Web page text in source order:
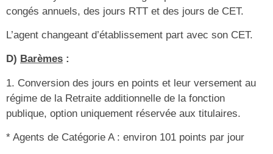
congés annuels, des jours RTT et des jours de CET.
L’agent changeant d’établissement part avec son CET.
D) Barèmes :
1. Conversion des jours en points et leur versement au
régime de la Retraite additionnelle de la fonction
publique, option uniquement réservée aux titulaires.
* Agents de Catégorie A : environ 101 points par jour